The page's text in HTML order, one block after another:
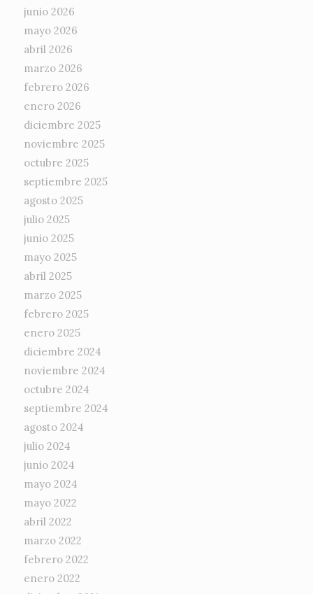
junio 2026
mayo 2026
abril 2026
marzo 2026
febrero 2026
enero 2026
diciembre 2025
noviembre 2025
octubre 2025
septiembre 2025
agosto 2025
julio 2025
junio 2025
mayo 2025
abril 2025
marzo 2025
febrero 2025
enero 2025
diciembre 2024
noviembre 2024
octubre 2024
septiembre 2024
agosto 2024
julio 2024
junio 2024
mayo 2024
mayo 2022
abril 2022
marzo 2022
febrero 2022
enero 2022